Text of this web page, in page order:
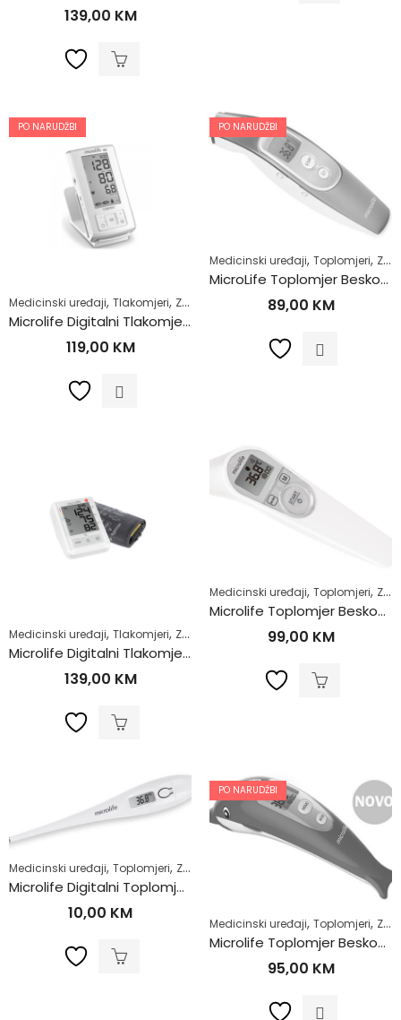
139,00 KM
PO NARUDŽBI
Medicinski uređaji, Tlakomjeri, Zdrav život
Microlife Digitalni Tlakomjer BP B2 sa adapterom
119,00 KM
PO NARUDŽBI
Medicinski uređaji, Toplomjeri, Zdrav život
MicroLife Toplomjer Beskontaktni NC100
89,00 KM
Medicinski uređaji, Tlakomjeri, Zdrav život
Microlife Digitalni Tlakomjer BP B3 sa adapterom
139,00 KM
Medicinski uređaji, Toplomjeri, Zdrav život
Microlife Toplomjer Beskontaktni NC200
99,00 KM
Medicinski uređaji, Toplomjeri, Zdrav život
Microlife Digitalni Toplomjer MT16F1
10,00 KM
PO NARUDŽBI
Medicinski uređaji, Toplomjeri, Zdrav život
Microlife Toplomjer Beskontaktni NC400
95,00 KM